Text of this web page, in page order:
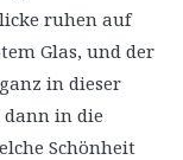
ruhen auf
Glas, und der
in dieser
in die
Schönheit